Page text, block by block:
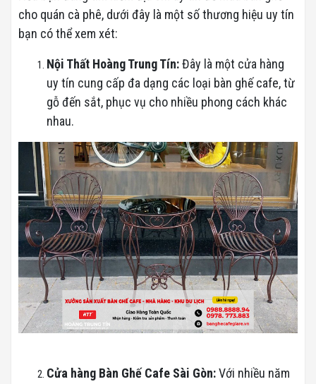
cho quán cà phê, dưới đây là một số thương hiệu uy tín
bạn có thể xem xét:
Nội Thất Hoàng Trung Tín:Đây là một cửa hàng
uy tín cung cấp đa dạng các loại bàn ghế cafe, từ
gỗ đến sắt, phục vụ cho nhiều phong cách khác
nhau.
Cửa hàng Bàn Ghế Cafe Sài Gòn:Với nhiều năm